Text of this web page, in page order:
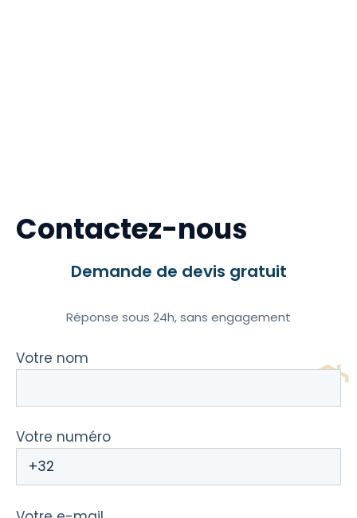
Contactez-nous
Demande de devis gratuit
Réponse sous 24h, sans engagement
Votre nom
Votre numéro